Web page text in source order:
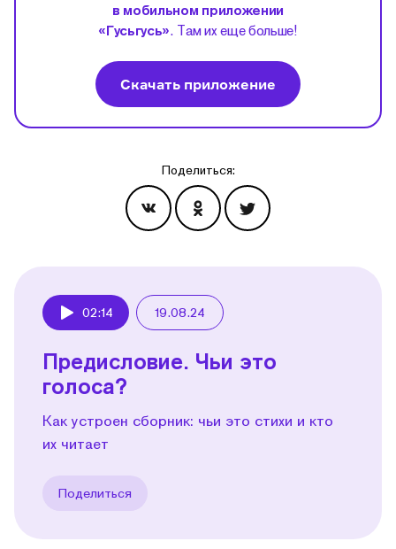
в мобильном приложении
«Гусьгусь». Там их еще больше!
Скачать приложение
Поделиться:
02:14 19.08.24
Предисловие. Чьи это
голоса?
Как устроен сборник: чьи это стихи и кто
их читает
Поделиться